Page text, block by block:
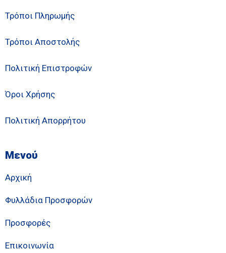
Τρόποι Πληρωμής
Τρόποι Αποστολής
Πολιτική Επιστροφών
Όροι Χρήσης
Πολιτική Απορρήτου
Μενού
Αρχική
Φυλλάδια Προσφορών
Προσφορές
Επικοινωνία